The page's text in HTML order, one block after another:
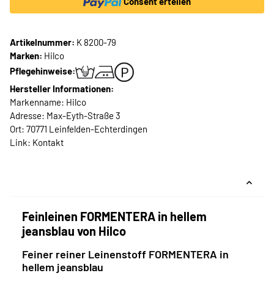
Artikelnummer: K 8200-79
Marken: Hilco
Pflegehinweise:
Hersteller Informationen:
Markenname: Hilco
Adresse: Max-Eyth-Straße 3
Ort: 70771 Leinfelden-Echterdingen
Link: Kontakt
Feinleinen FORMENTERA in hellem
jeansblau von Hilco
Feiner reiner Leinenstoff FORMENTERA in
hellem jeansblau